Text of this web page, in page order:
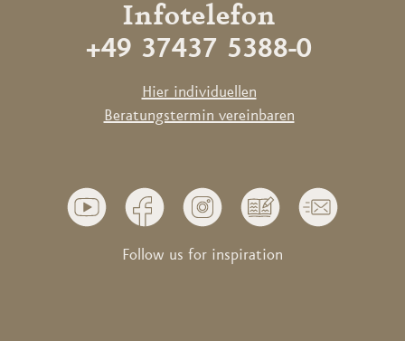
Infotelefon
+49 37437 5388-0
Hier individuellen
Beratungstermin vereinbaren
Follow us for inspiration